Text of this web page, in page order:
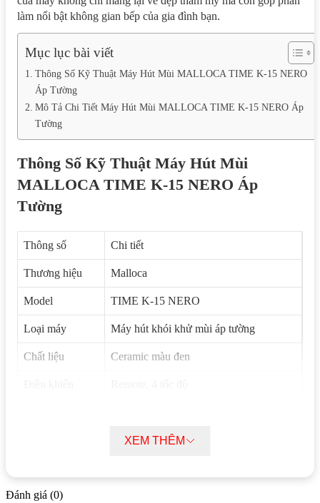
làm nổi bật không gian bếp của gia đình bạn.
Mục lục bài viết
Thông Số Kỹ Thuật Máy Hút Mùi MALLOCA TIME K-15 NERO
Áp Tường
Mô Tả Chi Tiết Máy Hút Mùi MALLOCA TIME K-15 NERO Áp
Tường
Thông Số Kỹ Thuật Máy Hút Mùi
MALLOCA TIME K-15 NERO Áp
Tường
Thông số Chi tiết
Thương hiệu Malloca
Model TIME K-15 NERO
Loại máy Máy hút khói khử mùi áp tường
Chất liệu Ceramic màu đen
<58 dB
Lưới lọc
XEM THÊM
Đánh giá (0)